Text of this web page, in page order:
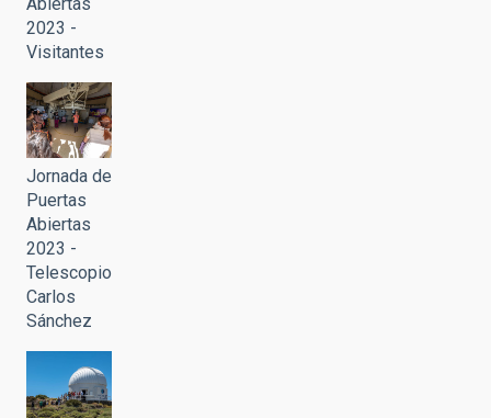
2023 -
Visitantes
Jornada de
Puertas
Abiertas
2023 -
Telescopio
Carlos
Sánchez